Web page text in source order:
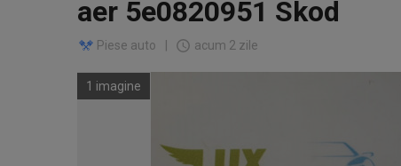
aer 5e0820951 Skod
Piese auto
acum 2 zile
1 imagine